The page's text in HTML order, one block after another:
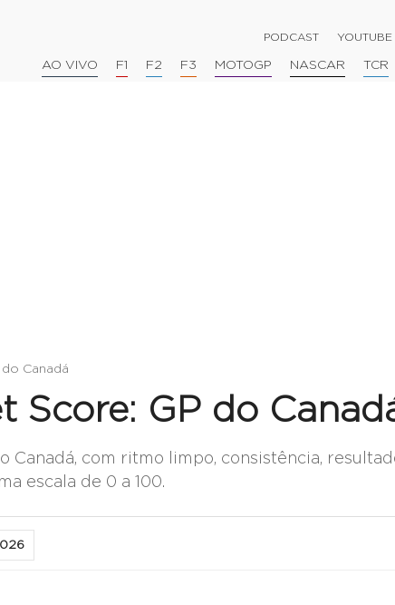
PODCAST YOUTUBE
AO VIVO F1 F2 F3 MOTOGP NASCAR TCR
do Canadá
Score: GP do
Canadá, com ritmo limpo, consistência,
escala de 0 a 100.